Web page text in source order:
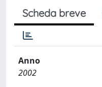
Scheda breve
Anno
2002